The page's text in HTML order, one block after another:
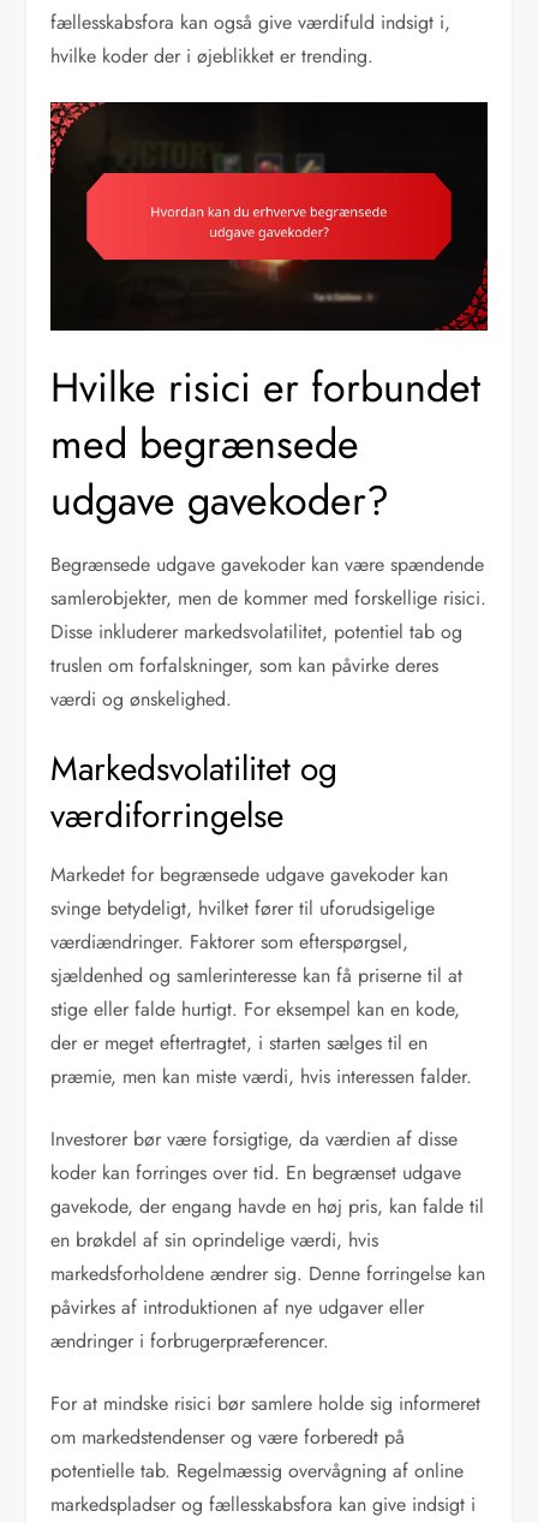
fællesskabsfora kan også give værdifuld indsigt i,
hvilke koder der i øjeblikket er trending.
Hvilke risici er forbundet
med begrænsede
udgave gavekoder?
Begrænsede udgave gavekoder kan være spændende
samlerobjekter, men de kommer med forskellige risici.
Disse inkluderer markedsvolatilitet, potentiel tab og
truslen om forfalskninger, som kan påvirke deres
værdi og ønskelighed.
Markedsvolatilitet og
værdiforringelse
Markedet for begrænsede udgave gavekoder kan
svinge betydeligt, hvilket fører til uforudsigelige
værdiændringer. Faktorer som efterspørgsel,
sjældenhed og samlerinteresse kan få priserne til at
stige eller falde hurtigt. For eksempel kan en kode,
der er meget eftertragtet, i starten sælges til en
præmie, men kan miste værdi, hvis interessen falder.
Investorer bør være forsigtige, da værdien af disse
koder kan forringes over tid. En begrænset udgave
gavekode, der engang havde en høj pris, kan falde til
en brøkdel af sin oprindelige værdi, hvis
markedsforholdene ændrer sig. Denne forringelse kan
påvirkes af introduktionen af nye udgaver eller
ændringer i forbrugerpræferencer.
For at mindske risici bør samlere holde sig informeret
om markedstendenser og være forberedt på
potentielle tab. Regelmæssig overvågning af online
markedspladser og fællesskabsfora kan give indsigt i